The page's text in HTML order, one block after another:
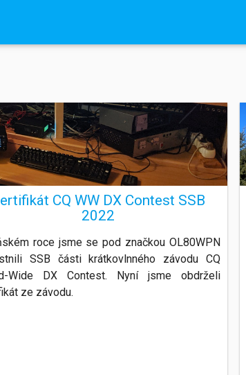
CQ WW DX Contest SSB
2022
roce jsme se pod značkou OL80WPN
SSB části krátkovlnného závodu CQ
Wide DX Contest. Nyní jsme obdrželi
ze závodu.